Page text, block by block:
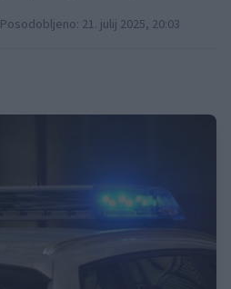
Posodobljeno: 21. julij 2025, 20:03